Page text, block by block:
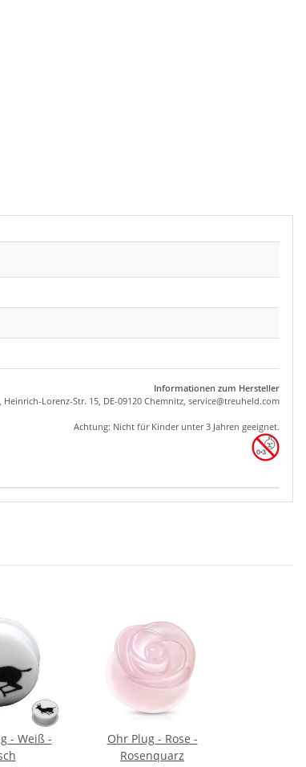
Informationen zum Hersteller
Lorenz-Str. 15, DE-09120 Chemnitz, service@treuheld.com
Achtung: Nicht für Kinder unter 3 Jahren geeignet.
- Weiß -
Ohr Plug - Rose -
Rosenquarz